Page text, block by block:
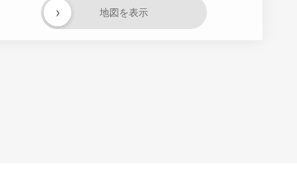
地図を表示
›